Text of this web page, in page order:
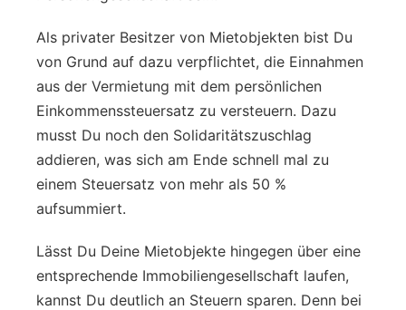
Als privater Besitzer von Mietobjekten bist Du
von Grund auf dazu verpflichtet, die Einnahmen
aus der Vermietung mit dem persönlichen
Einkommenssteuersatz zu versteuern. Dazu
musst Du noch den Solidaritätszuschlag
addieren, was sich am Ende schnell mal zu
einem Steuersatz von mehr als 50 %
aufsummiert.
Lässt Du Deine Mietobjekte hingegen über eine
entsprechende Immobiliengesellschaft laufen,
kannst Du deutlich an Steuern sparen. Denn bei